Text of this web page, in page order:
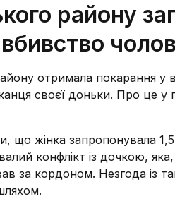
району
отримала покарання у
своєї доньки. Про це
що жінка запропонувала
конфлікт із дочкою,
за кордоном. Незгода із